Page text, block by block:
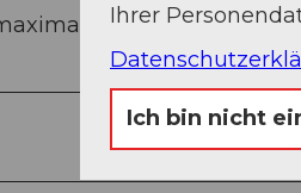
10Ihrer
Ich bin nicht